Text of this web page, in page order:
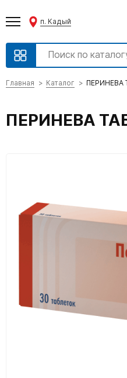
п. Кадый
Главная Каталог ПЕРИНЕВА
ПЕРИНЕВА